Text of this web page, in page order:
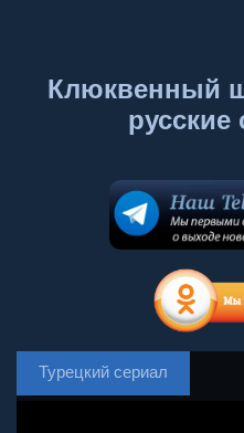
Клюквенный
русские
Турецкий сериал